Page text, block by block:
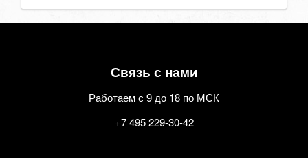
Связь с нами
Работаем с 9 до 18 по МСК
+7 495 229-30-42